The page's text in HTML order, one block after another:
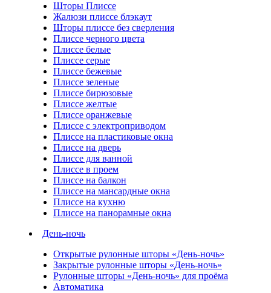
Шторы Плиссе
Жалюзи плиссе блэкаут
Шторы плиссе без сверления
Плиссе черного цвета
Плиссе белые
Плиссе серые
Плиссе бежевые
Плиссе зеленые
Плиссе бирюзовые
Плиссе желтые
Плиссе оранжевые
Плиссе с электроприводом
Плиссе на пластиковые окна
Плиссе на дверь
Плиссе для ванной
Плиссе в проем
Плиссе на балкон
Плиссе на мансардные окна
Плиссе на кухню
Плиссе на панорамные окна
День-ночь
Открытые рулонные шторы «День-ночь»
Закрытые рулонные шторы «День-ночь»
Рулонные шторы «День-ночь» для проёма
Автоматика